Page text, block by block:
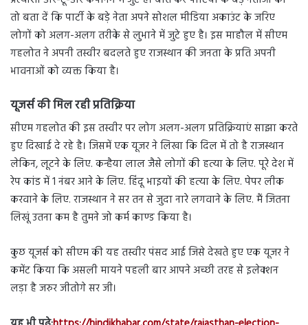
तो बता दें कि पार्टी के बड़े नेता अपने सोशल मीडिया अकाउंट के जरिए
लोगों को अलग-अलग तरीके से लुभाने में जुटे हुए है। इस माहौल में सीएम
गहलोत ने अपनी तस्वीर बदलते हुए राजस्थान की जनता के प्रति अपनी
भावनाओं को व्यक्त किया है।
यूजर्स की मिल रही प्रतिक्रिया
सीएम गहलोत की इस तस्वीर पर लोग अलग-अलग प्रतिक्रियाएं साझा करते
हुए दिखाई दे रहे है। जिसमें एक यूजर ने लिखा कि दिल में तो है राजस्थान
लेकिन, लूटने के लिए. कन्हैया लाल जैसे लोगों की हत्या के लिए. पूरे देश में
रेप कांड में 1 नंबर आने के लिए. हिंदू भाइयों की हत्या के लिए. पेपर लीक
करवाने के लिए. राजस्थान ने सर तन से जुदा नारे लगवाने के लिए. मैं जितना
लिखूं उतना कम है तुमने जो कर्म काण्ड किया है।
कुछ यूजर्स को सीएम की यह तस्वीर पंसद आई जिसे देखते हुए एक यूजर ने
कमेंट किया कि असली मायने पहली बार आपने अच्छी तरह से इलेक्शन
लड़ा है जरुर जीतोगे सर जी।